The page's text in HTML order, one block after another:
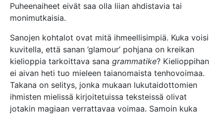
Puheenaiheet eivät saa olla liian ahdistavia tai
monimutkaisia.
Sanojen kohtalot ovat mitä ihmeellisimpiä. Kuka voisi
kuvitella, että sanan ’glamour’ pohjana on kreikan
kielioppia tarkoittava sana grammatike? Kielioppihan
ei aivan heti tuo mieleen taianomaista tenhovoimaa.
Takana on selitys, jonka mukaan lukutaidottomien
ihmisten mielissä kirjoitetuissa teksteissä olivat
jotakin magiaan verrattavaa voimaa. Samoin kuka